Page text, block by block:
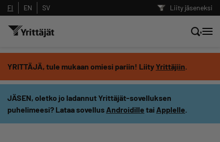
Liity jäseneksi
FI EN SV
YRITTÄJÄ, tule mukaan omiesi pariin! LiityYrittäjiin.
JÄSEN, oletko jo ladannut Yrittäjät-sovelluksen
puhelimeesi? Lataa sovellus Androidille tai Applelle.
Hae sivustolta tai kysy suoraan
Yrittäjien tekoälyltä